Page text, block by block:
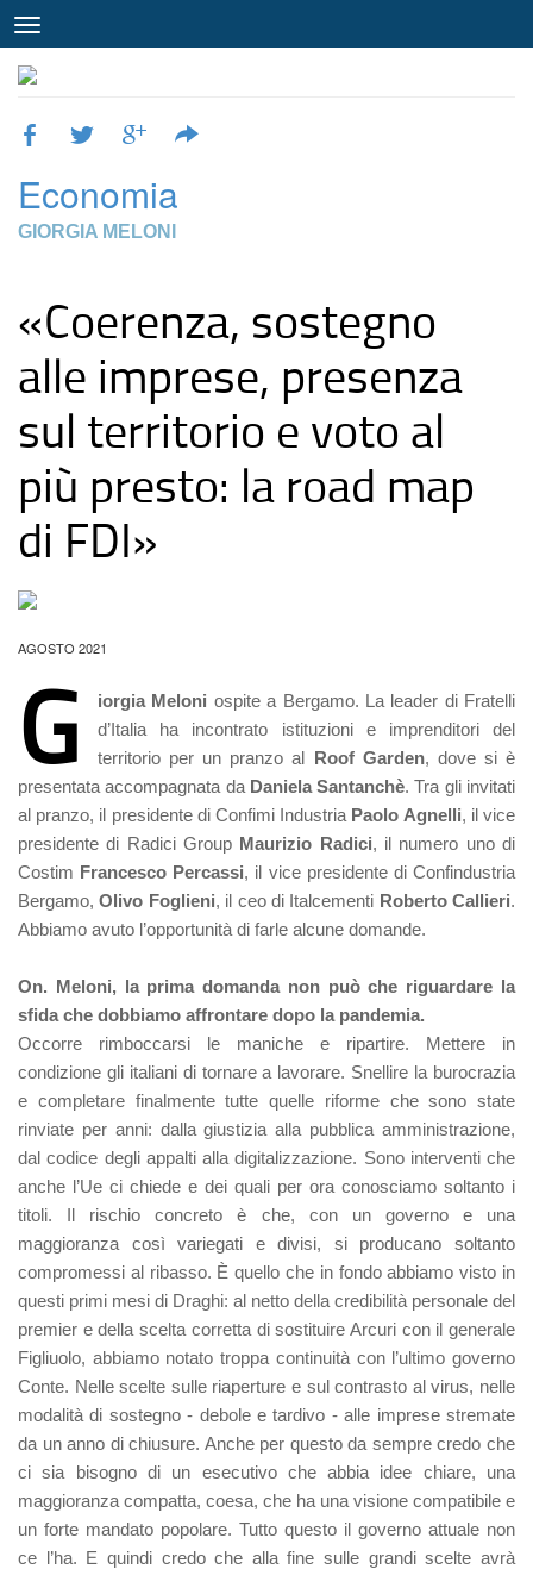
Economia
GIORGIA MELONI
«Coerenza, sostegno
alle imprese, presenza
sul territorio e voto al
più presto: la road map
di FDI»
AGOSTO 2021
G iorgia Meloni ospite a Bergamo. La leader di Fratelli
d’Italia ha incontrato istituzioni e imprenditori del
territorio per un pranzo al Roof Garden, dove si è
presentata accompagnata da Daniela Santanchè. Tra gli invitati
al pranzo, il presidente di Confimi Industria Paolo Agnelli, il vice
presidente di Radici Group Maurizio Radici, il numero uno di
Costim Francesco Percassi, il vice presidente di Confindustria
Bergamo,Olivo Foglieni, il ceo di Italcementi Roberto Callieri.
Abbiamo avuto l’opportunità di farle alcune domande.
On. Meloni, la prima domanda non può che riguardare la
sfida che dobbiamo affrontare dopo la pandemia.
Occorre rimboccarsi le maniche e ripartire. Mettere in
condizione gli italiani di tornare a lavorare. Snellire la burocrazia
e completare finalmente tutte quelle riforme che sono state
rinviate per anni: dalla giustizia alla pubblica amministrazione,
dal codice degli appalti alla digitalizzazione. Sono interventi che
anche l’Ue ci chiede e dei quali per ora conosciamo soltanto i
titoli. Il rischio concreto è che, con un governo e una
maggioranza così variegati e divisi, si producano soltanto
compromessi al ribasso. È quello che in fondo abbiamo visto in
questi primi mesi di Draghi: al netto della credibilità personale del
premier e della scelta corretta di sostituire Arcuri con il generale
Figliuolo, abbiamo notato troppa continuità con l’ultimo governo
Conte. Nelle scelte sulle riaperture e sul contrasto al virus, nelle
modalità di sostegno - debole e tardivo - alle imprese stremate
da un anno di chiusure. Anche per questo da sempre credo che
ci sia bisogno di un esecutivo che abbia idee chiare, una
maggioranza compatta, coesa, che ha una visione compatibile e
un forte mandato popolare. Tutto questo il governo attuale non
ce l’ha. E quindi credo che alla fine sulle grandi scelte avrà